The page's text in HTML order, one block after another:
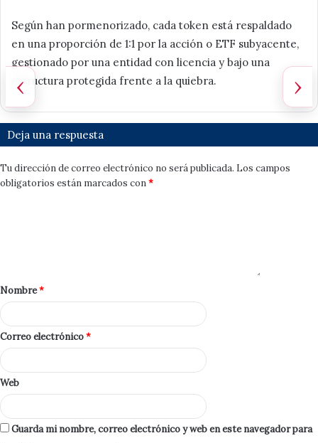
Según han pormenorizado, cada token está respaldado
en una proporción de 1:1 por la acción o ETF subyacente,
gestionado por una entidad con licencia y bajo una
estructura protegida frente a la quiebra.
Deja una respuesta
Tu dirección de correo electrónico no será publicada. Los campos
obligatorios están marcados con*
Nombre*
Correo electrónico*
Web
Guarda mi nombre, correo electrónico y web en este navegador para
‹ ›